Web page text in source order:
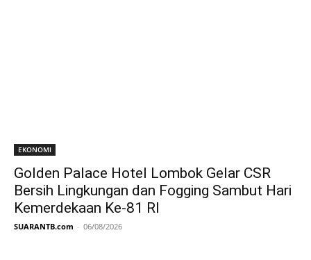
EKONOMI
Golden Palace Hotel Lombok Gelar CSR
Bersih Lingkungan dan Fogging Sambut Hari
Kemerdekaan Ke-81 RI
SUARANTB.com - 06/08/2026